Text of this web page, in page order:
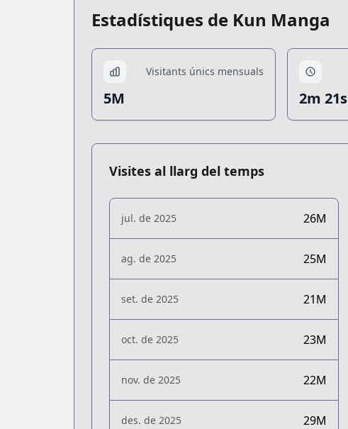
Estadístiques de Kun Manga
Visitants únics mensuals
5M 2m 21s
Visites al llarg del temps
jul. de 2025 26M
ag. de 2025 25M
set. de 2025 21M
oct. de 2025 23M
nov. de 2025 22M
des. de 2025 29M